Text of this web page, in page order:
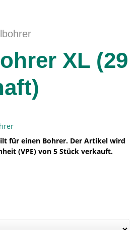
XL (29
für einen Bohrer. Der Artikel wird
(VPE) von 5 Stück verkauft.